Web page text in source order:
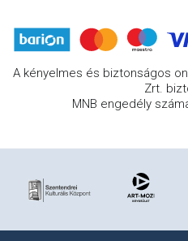
A kényelmes és biztonságos
Zrt.
MNB engedély